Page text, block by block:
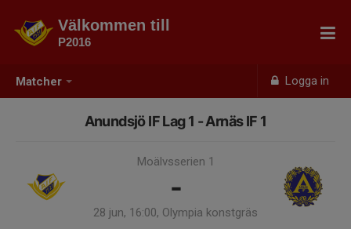
Matcher Logga in
Välkommen till
P2016
Anundsjö IF Lag 1 - Arnäs IF 1
Moälvsserien 1
-
28 jun, 16:00, Olympia konstgräs